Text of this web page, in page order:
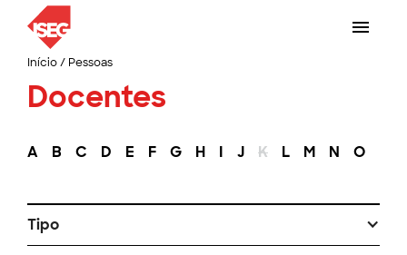
Início/ Pessoas
Docentes
A B C D E F G H I J K L M N O
Tipo